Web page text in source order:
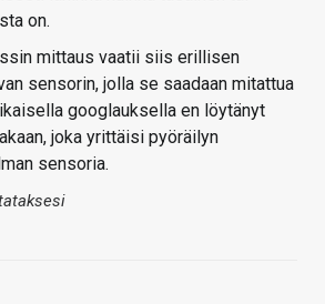
on.
mittaus vaatii siis erillisen
sensorin, jolla se saadaan mitattua
googlauksella en löytänyt
joka yrittäisi pyöräilyn
sensoria.